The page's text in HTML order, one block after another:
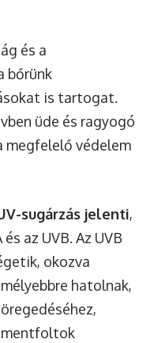
és a
bőrünk
is tartogat.
üde és ragyogó
megfelelő védelem
sugárzás jelenti,
az UVB. Az UVB
okozva
hatolnak,